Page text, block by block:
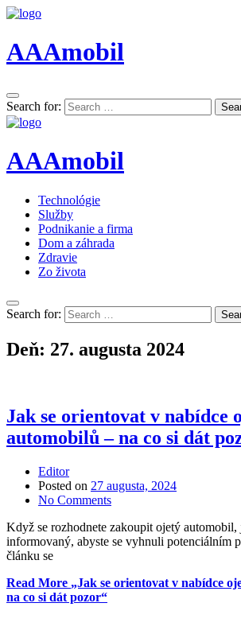
AAAmobil
Search for:
AAAmobil
Technológie
Služby
Podnikanie a firma
Dom a záhrada
Zdravie
Zo života
Search for:
Deň: 27. augusta 2024
Jak se orientovat v nabídce
automobilů – na co si dát
Editor
Posted on 27 augusta, 2024
No Comments
Když se rozhodnete zakoupit ojetý
informovaný, abyste se vyhnuli potenciálním
článku se
Read More „Jak se orientovat v nabídce
na co si dát pozor“